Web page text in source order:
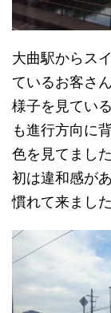
大曲駅からス
ているお客さ
様子を見てい
も進行方向に
色を見てまし
初は違和感が
慣れて来ました